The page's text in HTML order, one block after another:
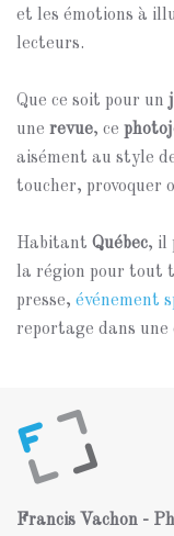
et les émotions à
lecteurs.
Que ce soit pour un
une revue, ce
aisément au style
toucher, provoquer
Habitant Québec, il
la région pour tout
presse, événement
reportage dans une
Francis Vachon -